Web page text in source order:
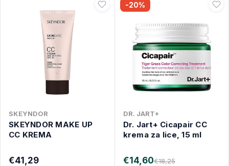
SKEYNDOR
SKEYNDOR MAKE UP
CC KREMA
€41,29
-20%
DR. JART+
Dr. Jart+ Cicapair CC
krema za lice, 15 ml
€18,25
€14,60